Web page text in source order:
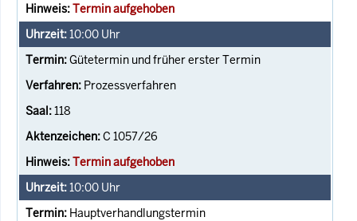
Termin aufgehoben
10:00 Uhr
Gütetermin und früher erster Termin
Prozessverfahren
118
C 1057/26
Termin aufgehoben
10:00 Uhr
Hauptverhandlungstermin